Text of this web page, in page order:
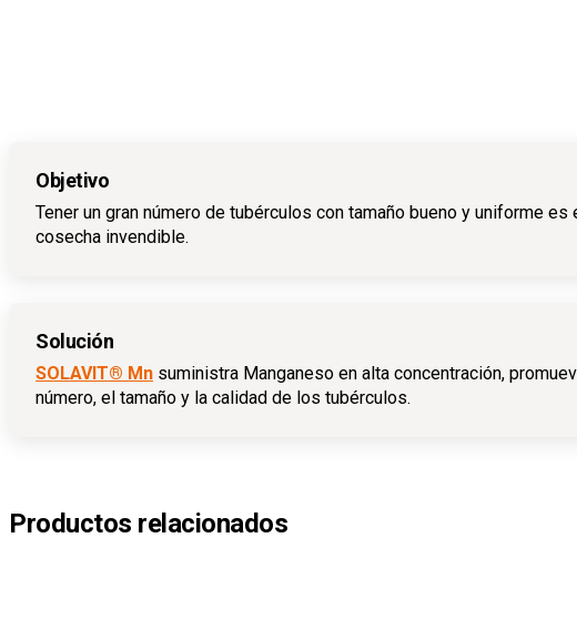
Objetivo
Tener un gran número de tubérculos con tamaño bueno y uniforme
cosecha invendible.
Solución
SOLAVIT® Mn suministra Manganeso en alta concentración,
número, el tamaño y la calidad de los tubérculos.
Productos relacionados